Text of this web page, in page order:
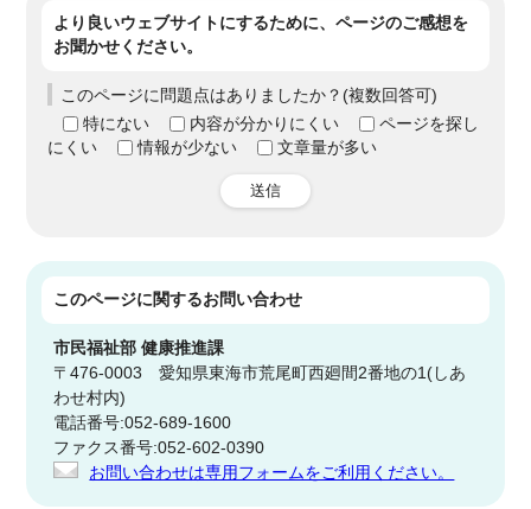
より良いウェブサイトにするために、ページのご感想を
お聞かせください。
このページに問題点はありましたか？(複数回答可)
特にない
内容が分かりにくい
ページを探し
にくい
情報が少ない 文章量が多い
送信
このページに関するお問い合わせ
市民福祉部健康推進課
〒476-0003 愛知県東海市荒尾町西廻間2番地の1(しあ
わせ村内)
電話番号:052-689-1600
ファクス番号:052-602-0390
お問い合わせは専用フォームをご利用ください。